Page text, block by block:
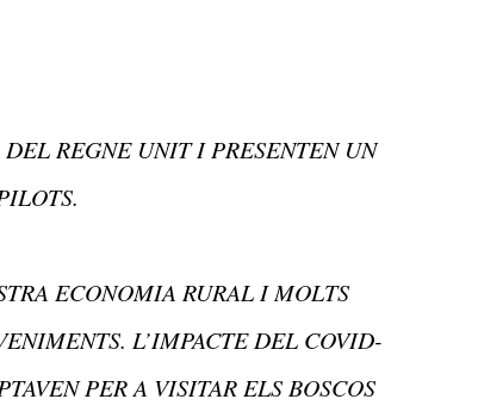
DEL REGNE UNIT I PRESENTEN UN
ECONOMIA RURAL I MOLTS
L’IMPACTE DEL COVID-
PER A VISITAR ELS BOSCOS